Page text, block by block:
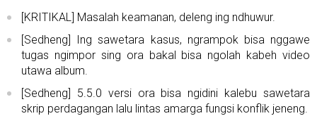
[KRITIKAL] Masalah keamanan, deleng ing ndhuwur.
[Sedheng] Ing sawetara kasus, ngrampok bisa nggawe
tugas ngimpor sing ora bakal bisa ngolah kabeh video
utawa album.
[Sedheng] 5.5.0 versi ora bisa ngidini kalebu sawetara
skrip perdagangan lalu lintas amarga fungsi konflik jeneng.